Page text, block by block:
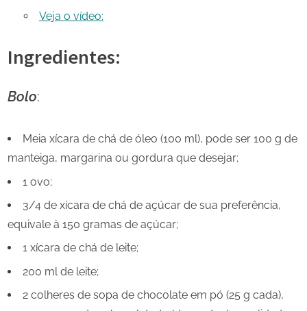
Veja o vídeo:
Ingredientes:
Bolo:
Meia xícara de chá de óleo (100 ml), pode ser 100 g de
manteiga, margarina ou gordura que desejar;
1 ovo;
3/4 de xícara de chá de açúcar de sua preferência,
equivale à 150 gramas de açúcar;
1 xícara de chá de leite;
200 ml de leite;
2 colheres de sopa de chocolate em pó (25 g cada),